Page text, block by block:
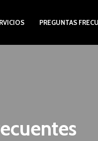
PREGUNTAS